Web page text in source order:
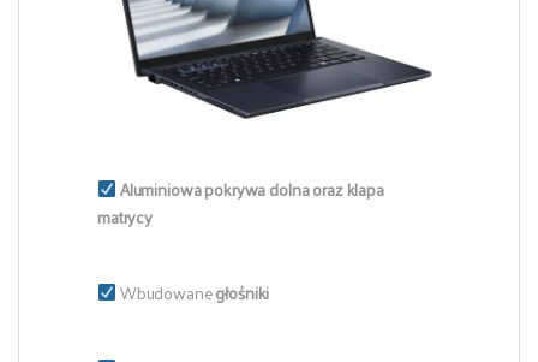
Aluminiowa pokrywa dolna oraz klapa
matrycy
Wbudowanegłośniki